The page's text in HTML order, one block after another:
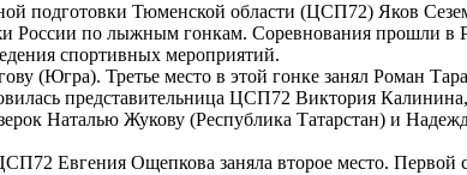
подготовки Тюменской области (ЦСП72) Яков
России по лыжным гонкам. Соревнования прошли в
спортивных мероприятий.
(Югра). Третье место в этой гонке занял Роман
представительница ЦСП72 Виктория
Наталью Жукову (Республика Татарстан) и
Евгения Ощепкова заняла второе место. Первой